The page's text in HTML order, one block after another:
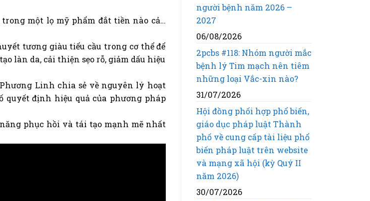
một lọ mỹ phẩm đắt tiền nào cả…
tương giàu tiểu cầu trong cơ thể để
làn da, cải thiện sẹo rỗ, giảm dấu hiệu
Phương Linh chia sẻ về nguyên lý hoạt
quyết định hiệu quả của phương pháp
phục hồi và tái tạo mạnh mẽ nhất
người bệnh năm 2026 –
2027
06/08/2026
2pcbs #118: Nhóm người mắc
bệnh lý Tim mạch nên tiêm
những loại Vắc-xin nào?
31/07/2026
Hội đồng phối hợp phổ biến,
giáo dục pháp luật Thành
phố về cung cấp tài liệu phổ
biến pháp luật trên website
và mạng xã hội (kỳ Quý II
năm 2026)
30/07/2026